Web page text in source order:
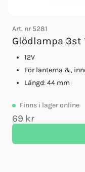
Art. nr 5281
Glödlampa 3st
12V
För lanterna &,
Längd: 44 mm
Finns i lager online
69 kr